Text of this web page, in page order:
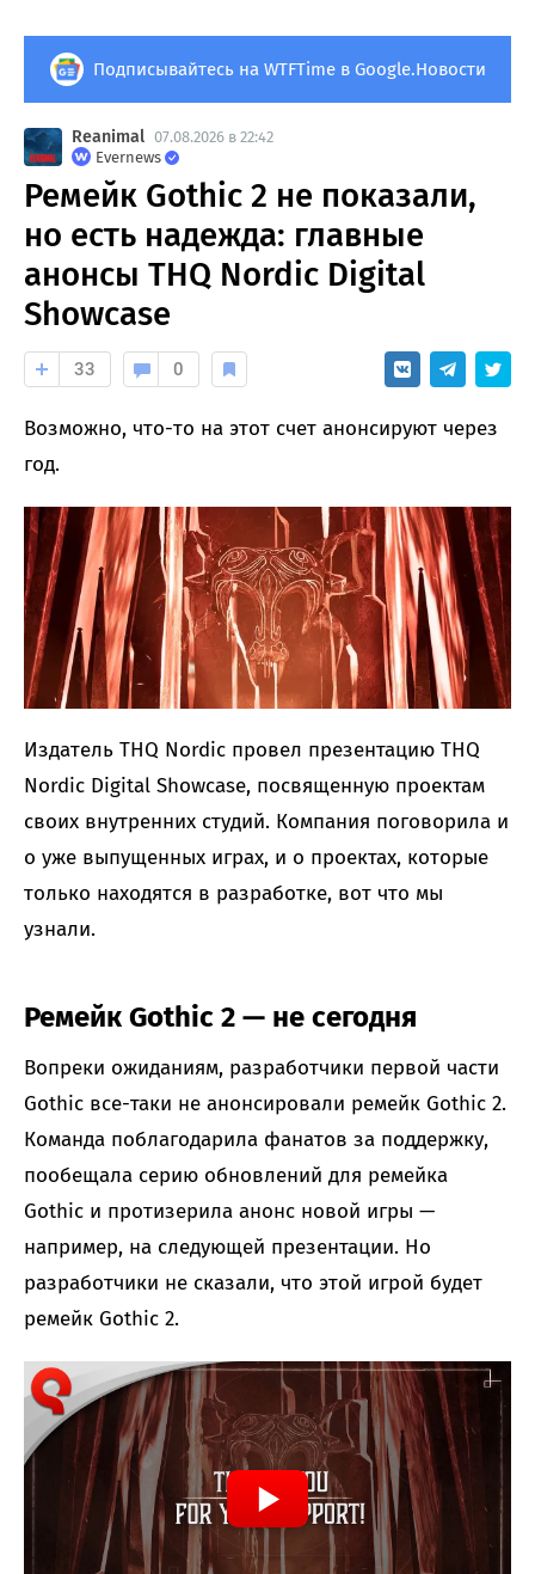
Подписывайтесь на WTFTime в Google.Новости
Reanimal 07.08.2026 в 22:42
Evernews
Ремейк Gothic 2 не показали,
но есть надежда: главные
анонсы THQ Nordic Digital
Showcase
33 0
Возможно, что-то на этот счет анонсируют через
год.
Издатель THQ Nordic провел презентацию THQ
Nordic Digital Showcase, посвященную проектам
своих внутренних студий. Компания поговорила и
о уже выпущенных играх, и о проектах, которые
только находятся в разработке, вот что мы
узнали.
Ремейк Gothic 2 — не сегодня
Вопреки ожиданиям, разработчики первой части
Gothic все-таки не анонсировали ремейк Gothic 2.
Команда поблагодарила фанатов за поддержку,
пообещала серию обновлений для ремейка
Gothic и протизерила анонс новой игры —
например, на следующей презентации. Но
разработчики не сказали, что этой игрой будет
ремейк Gothic 2.